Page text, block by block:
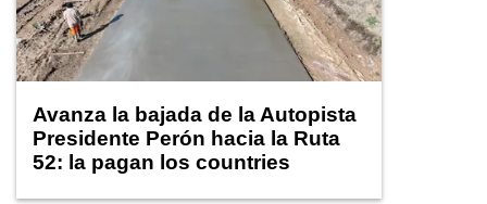
Avanza la bajada de la Autopista
Presidente Perón hacia la Ruta
52: la pagan los countries